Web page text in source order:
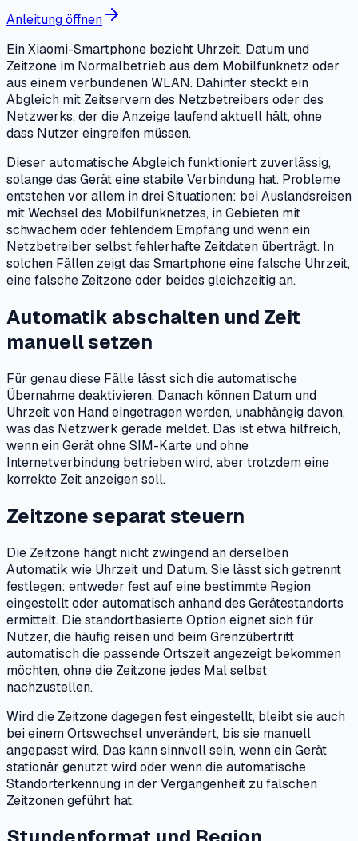
Anleitung öffnen
Ein Xiaomi-Smartphone bezieht Uhrzeit, Datum und
Zeitzone im Normalbetrieb aus dem Mobilfunknetz oder
aus einem verbundenen WLAN. Dahinter steckt ein
Abgleich mit Zeitservern des Netzbetreibers oder des
Netzwerks, der die Anzeige laufend aktuell hält, ohne
dass Nutzer eingreifen müssen.
Dieser automatische Abgleich funktioniert zuverlässig,
solange das Gerät eine stabile Verbindung hat. Probleme
entstehen vor allem in drei Situationen: bei Auslandsreisen
mit Wechsel des Mobilfunknetzes, in Gebieten mit
schwachem oder fehlendem Empfang und wenn ein
Netzbetreiber selbst fehlerhafte Zeitdaten überträgt. In
solchen Fällen zeigt das Smartphone eine falsche Uhrzeit,
eine falsche Zeitzone oder beides gleichzeitig an.
Automatik abschalten und Zeit
manuell setzen
Für genau diese Fälle lässt sich die automatische
Übernahme deaktivieren. Danach können Datum und
Uhrzeit von Hand eingetragen werden, unabhängig davon,
was das Netzwerk gerade meldet. Das ist etwa hilfreich,
wenn ein Gerät ohne SIM-Karte und ohne
Internetverbindung betrieben wird, aber trotzdem eine
korrekte Zeit anzeigen soll.
Zeitzone separat steuern
Die Zeitzone hängt nicht zwingend an derselben
Automatik wie Uhrzeit und Datum. Sie lässt sich getrennt
festlegen: entweder fest auf eine bestimmte Region
eingestellt oder automatisch anhand des Gerätestandorts
ermittelt. Die standortbasierte Option eignet sich für
Nutzer, die häufig reisen und beim Grenzübertritt
automatisch die passende Ortszeit angezeigt bekommen
möchten, ohne die Zeitzone jedes Mal selbst
nachzustellen.
Wird die Zeitzone dagegen fest eingestellt, bleibt sie auch
bei einem Ortswechsel unverändert, bis sie manuell
angepasst wird. Das kann sinnvoll sein, wenn ein Gerät
stationär genutzt wird oder wenn die automatische
Standorterkennung in der Vergangenheit zu falschen
Zeitzonen geführt hat.